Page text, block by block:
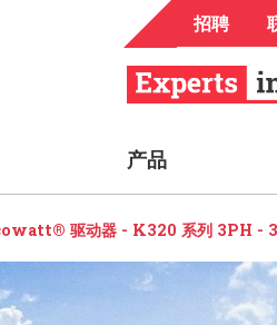
招聘
产品
驱动器 - K320 系列 3PH